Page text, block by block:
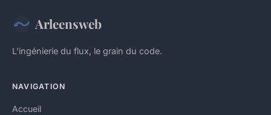
Arleensweb
L'ingénierie du flux, le grain du code.
NAVIGATION
Accueil